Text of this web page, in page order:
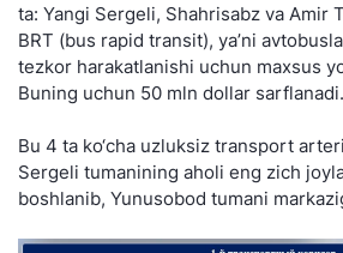
ta: Yangi Sergeli, Shahrisabz va Amir
BRT (bus rapid transit), ya’ni
tezkor harakatlanishi uchun maxsus
Buning uchun 50 mln dollar sarflanadi.
Bu 4 ta ko‘cha uzluksiz transport
Sergeli tumanining aholi eng zich
boshlanib, Yunusobod tumani